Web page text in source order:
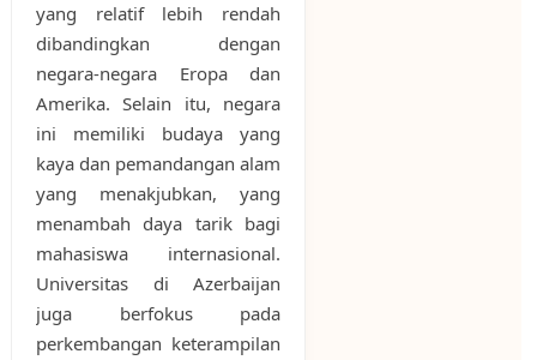
yang relatif lebih rendah
dibandingkan dengan
negara-negara Eropa dan
Amerika. Selain itu, negara
ini memiliki budaya yang
kaya dan pemandangan alam
yang menakjubkan, yang
menambah daya tarik bagi
mahasiswa internasional.
Universitas di Azerbaijan
juga berfokus pada
perkembangan keterampilan